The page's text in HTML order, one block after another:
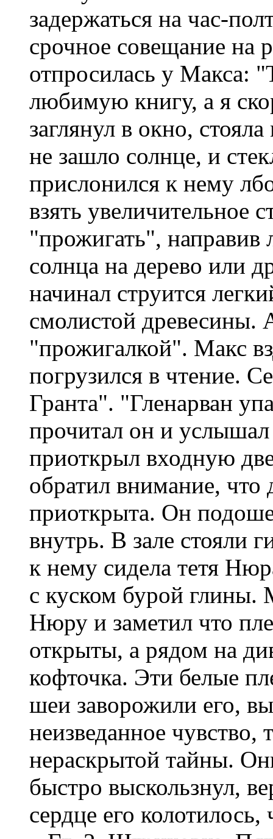
задержаться на час-
срочное совещание на
отпросилась у Макса:
любимую книгу, а я
заглянул в окно,
не зашло солнце, и
прислонился к нему
взять увеличительное
"прожигать",
солнца на дерево или
начинал струится
смолистой древесины.
"прожигалкой". Макс
погрузился в чтение.
Гранта". "Гленарван
прочитал он и
приоткрыл входную
обратил внимание, что
приоткрыта. Он
внутрь. В зале стояли
к нему сидела тетя
с куском бурой глины.
Нюру и заметил что
открыты, а рядом на
кофточка. Эти белые
шеи заворожили его,
неизведанное чувство,
нераскрытой тайны.
быстро выскользнул,
сердце его колотилось,